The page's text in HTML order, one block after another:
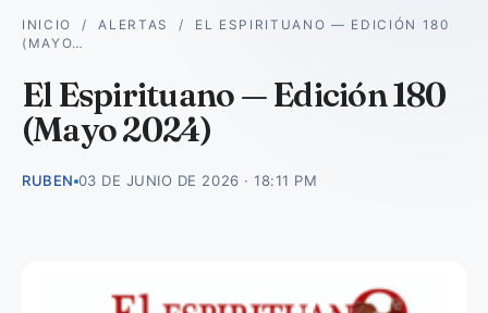
INICIO /ALERTAS / EL ESPIRITUANO — EDICIÓN 180
(MAYO…
El Espirituano — Edición 180
(Mayo 2024)
RUBEN 03 DE JUNIO DE 2026 · 18:11 PM